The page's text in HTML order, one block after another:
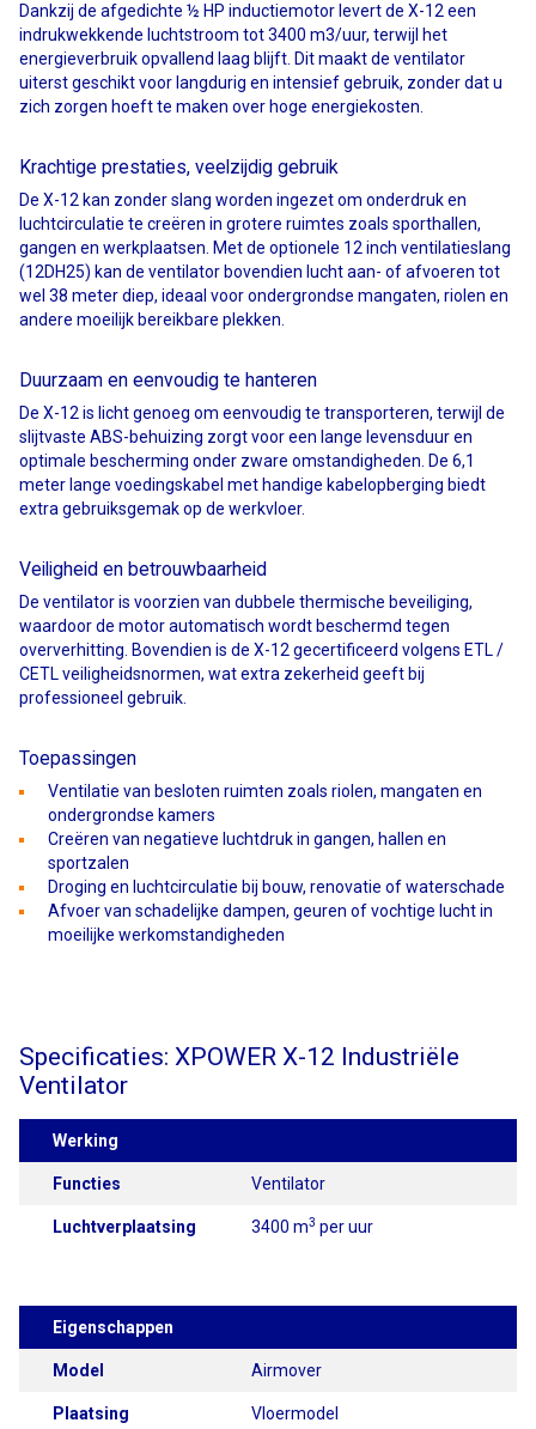
Dankzij de afgedichte ½ HP inductiemotor levert de X-12 een
indrukwekkende luchtstroom tot 3400 m3/uur, terwijl het
energieverbruik opvallend laag blijft. Dit maakt de ventilator
uiterst geschikt voor langdurig en intensief gebruik, zonder dat u
zich zorgen hoeft te maken over hoge energiekosten.
Krachtige prestaties, veelzijdig gebruik
De X-12 kan zonder slang worden ingezet om onderdruk en
luchtcirculatie te creëren in grotere ruimtes zoals sporthallen,
gangen en werkplaatsen. Met de optionele 12 inch ventilatieslang
(12DH25) kan de ventilator bovendien lucht aan- of afvoeren tot
wel 38 meter diep, ideaal voor ondergrondse mangaten, riolen en
andere moeilijk bereikbare plekken.
Duurzaam en eenvoudig te hanteren
De X-12 is licht genoeg om eenvoudig te transporteren, terwijl de
slijtvaste ABS-behuizing zorgt voor een lange levensduur en
optimale bescherming onder zware omstandigheden. De 6,1
meter lange voedingskabel met handige kabelopberging biedt
extra gebruiksgemak op de werkvloer.
Veiligheid en betrouwbaarheid
De ventilator is voorzien van dubbele thermische beveiliging,
waardoor de motor automatisch wordt beschermd tegen
oververhitting. Bovendien is de X-12 gecertificeerd volgens ETL /
CETL veiligheidsnormen, wat extra zekerheid geeft bij
professioneel gebruik.
Toepassingen
Ventilatie van besloten ruimten zoals riolen, mangaten en
ondergrondse kamers
Creëren van negatieve luchtdruk in gangen, hallen en
sportzalen
Droging en luchtcirculatie bij bouw, renovatie of waterschade
Afvoer van schadelijke dampen, geuren of vochtige lucht in
moeilijke werkomstandigheden
Specificaties: XPOWER X-12 Industriële
Ventilator
Werking
Functies Ventilator
Luchtverplaatsing 3400 m3 per uur
Eigenschappen
Model Airmover
Plaatsing Vloermodel